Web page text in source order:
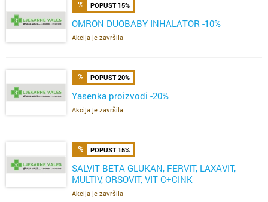
POPUST 15%
OMRON DUOBABY INHALATOR -10%
Akcija je završila
POPUST 20%
Yasenka proizvodi -20%
Akcija je završila
POPUST 15%
SALVIT BETA GLUKAN, FERVIT, LAXAVIT,
MULTIV, ORSOVIT, VIT C+CINK
ŽELE,FERVIT,OMEGA
Akcija je završila